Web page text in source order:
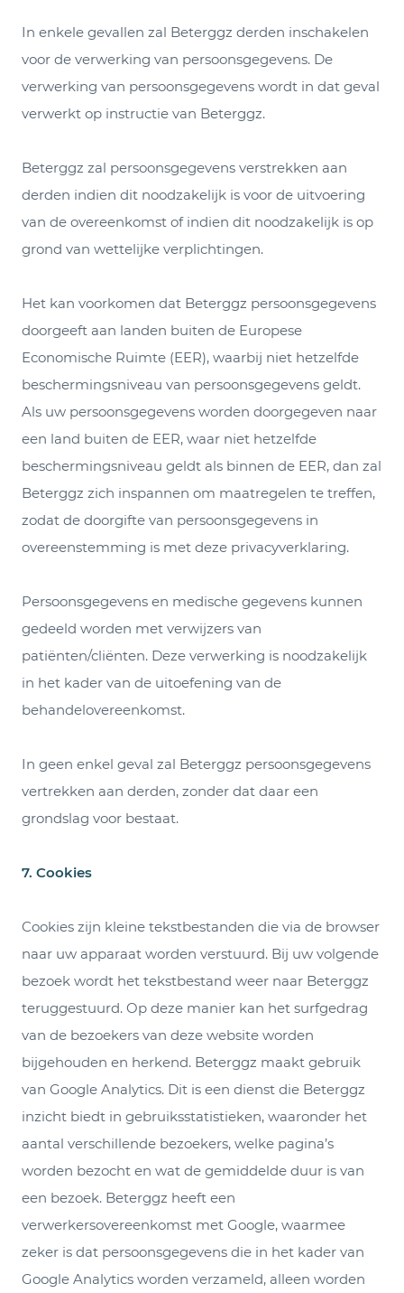
In enkele gevallen zal Beterggz derden inschakelen
voor de verwerking van persoonsgegevens. De
verwerking van persoonsgegevens wordt in dat geval
verwerkt op instructie van Beterggz.
Beterggz zal persoonsgegevens verstrekken aan
derden indien dit noodzakelijk is voor de uitvoering
van de overeenkomst of indien dit noodzakelijk is op
grond van wettelijke verplichtingen.
Het kan voorkomen dat Beterggz persoonsgegevens
doorgeeft aan landen buiten de Europese
Economische Ruimte (EER), waarbij niet hetzelfde
beschermingsniveau van persoonsgegevens geldt.
Als uw persoonsgegevens worden doorgegeven naar
een land buiten de EER, waar niet hetzelfde
beschermingsniveau geldt als binnen de EER, dan zal
Beterggz zich inspannen om maatregelen te treffen,
zodat de doorgifte van persoonsgegevens in
overeenstemming is met deze privacyverklaring.
Persoonsgegevens en medische gegevens kunnen
gedeeld worden met verwijzers van
patiënten/cliënten. Deze verwerking is noodzakelijk
in het kader van de uitoefening van de
behandelovereenkomst.
In geen enkel geval zal Beterggz persoonsgegevens
vertrekken aan derden, zonder dat daar een
grondslag voor bestaat.
7. Cookies
Cookies zijn kleine tekstbestanden die via de browser
naar uw apparaat worden verstuurd. Bij uw volgende
bezoek wordt het tekstbestand weer naar Beterggz
teruggestuurd. Op deze manier kan het surfgedrag
van de bezoekers van deze website worden
bijgehouden en herkend. Beterggz maakt gebruik
van Google Analytics. Dit is een dienst die Beterggz
inzicht biedt in gebruiksstatistieken, waaronder het
aantal verschillende bezoekers, welke pagina’s
worden bezocht en wat de gemiddelde duur is van
een bezoek. Beterggz heeft een
verwerkersovereenkomst met Google, waarmee
zeker is dat persoonsgegevens die in het kader van
Google Analytics worden verzameld, alleen worden